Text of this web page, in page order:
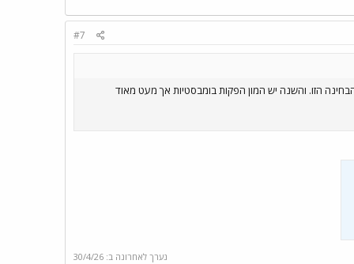
#7
הזמנים. אני איש של מלודיות ושנה שעברה 2025 הייתה שנה נהדרת מהבחינה הזו. והשנה יש המון הפקות בומבסטיות אך מעט מאוד
נערך לאחרונה ב: 30/4/26